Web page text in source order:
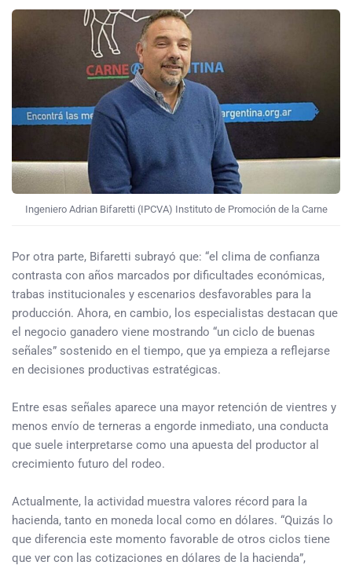
Ingeniero Adrian Bifaretti (IPCVA) Instituto de Promoción de la Carne
Por otra parte, Bifaretti subrayó que: “el clima de confianza
contrasta con años marcados por dificultades económicas,
trabas institucionales y escenarios desfavorables para la
producción. Ahora, en cambio, los especialistas destacan que
el negocio ganadero viene mostrando “un ciclo de buenas
señales” sostenido en el tiempo, que ya empieza a reflejarse
en decisiones productivas estratégicas.
Entre esas señales aparece una mayor retención de vientres y
menos envío de terneras a engorde inmediato, una conducta
que suele interpretarse como una apuesta del productor al
crecimiento futuro del rodeo.
Actualmente, la actividad muestra valores récord para la
hacienda, tanto en moneda local como en dólares. “Quizás lo
que diferencia este momento favorable de otros ciclos tiene
que ver con las cotizaciones en dólares de la hacienda”,